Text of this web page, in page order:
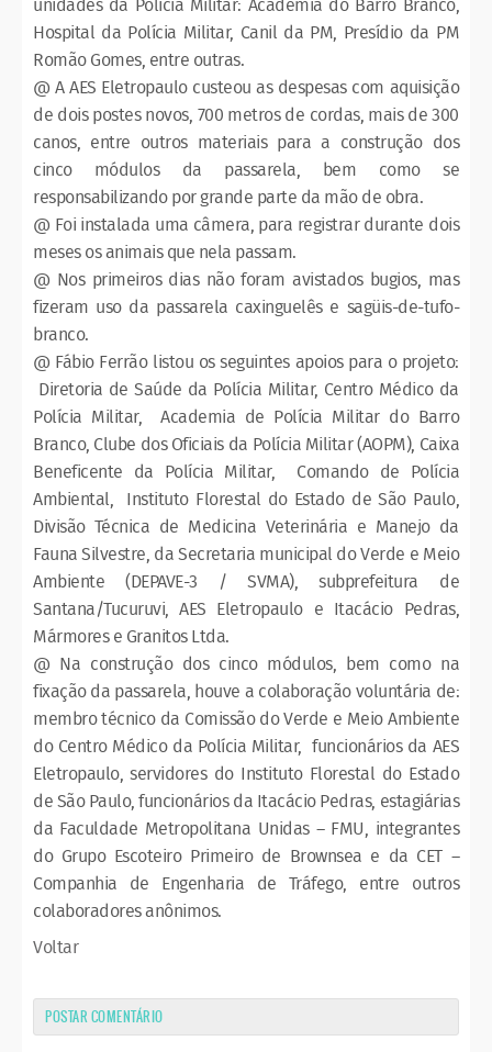
unidades da Polícia Militar: Academia do Barro Branco,
Hospital da Polícia Militar, Canil da PM, Presídio da PM
Romão Gomes, entre outras.
@ A AES Eletropaulo custeou as despesas com aquisição
de dois postes novos, 700 metros de cordas, mais de 300
canos, entre outros materiais para a construção dos
cinco módulos da passarela, bem como se
responsabilizando por grande parte da mão de obra.
@ Foi instalada uma câmera, para registrar durante dois
meses os animais que nela passam.
@ Nos primeiros dias não foram avistados bugios, mas
fizeram uso da passarela caxinguelês e sagüis-de-tufo-
branco.
@ Fábio Ferrão listou os seguintes apoios para o projeto:
Diretoria de Saúde da Polícia Militar, Centro Médico da
Polícia Militar, Academia de Polícia Militar do Barro
Branco, Clube dos Oficiais da Polícia Militar (AOPM), Caixa
Beneficente da Polícia Militar, Comando de Polícia
Ambiental, Instituto Florestal do Estado de São Paulo,
Divisão Técnica de Medicina Veterinária e Manejo da
Fauna Silvestre, da Secretaria municipal do Verde e Meio
Ambiente (DEPAVE-3 / SVMA), subprefeitura de
Santana/Tucuruvi, AES Eletropaulo e Itacácio Pedras,
Mármores e Granitos Ltda.
@ Na construção dos cinco módulos, bem como na
fixação da passarela, houve a colaboração voluntária de:
membro técnico da Comissão do Verde e Meio Ambiente
do Centro Médico da Polícia Militar, funcionários da AES
Eletropaulo, servidores do Instituto Florestal do Estado
de São Paulo, funcionários da Itacácio Pedras, estagiárias
da Faculdade Metropolitana Unidas – FMU, integrantes
do Grupo Escoteiro Primeiro de Brownsea e da CET –
Companhia de Engenharia de Tráfego, entre outros
colaboradores anônimos.
Voltar
POSTAR COMENTÁRIO